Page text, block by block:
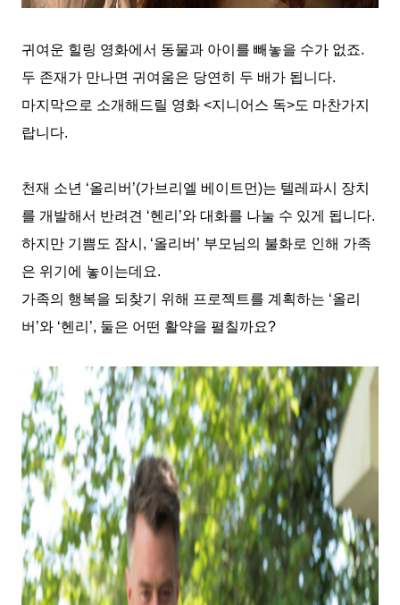
귀여운 힐링 영화에서 동물과 아이를 빼놓을 수가 없죠.
두 존재가 만나면 귀여움은 당연히 두 배가 됩니다.
마지막으로 소개해드릴 영화 <지니어스 독>도 마찬가지
랍니다.
천재 소년 ‘올리버 ’(가브리엘 베이트먼)는 텔레파시 장치
를 개발해서 반려견 ‘헨리 ’와 대화를 나눌 수 있게 됩니다.
하지만 기쁨도 잠시 , ‘올리버 ’ 부모님의 불화로 인해 가족
은 위기에 놓이는데요.
가족의 행복을 되찾기 위해 프로젝트를 계획하는 ‘올리
버 ’와 ‘헨리 ’, 둘은 어떤 활약을 펼칠까요?